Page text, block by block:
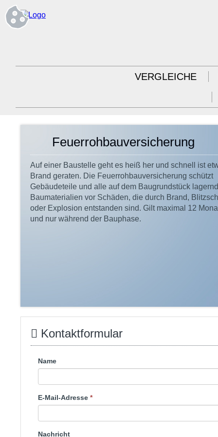
VERGLEICHE
Feuerrohbauversicherung
Auf einer Baustelle geht es heiß her und schnell ist
Brand geraten. Die Feuerrohbauversicherung schützt
Gebäudeteile und alle auf dem Baugrundstück
Baumaterialien vor Schäden, die durch Brand,
oder Explosion entstanden sind. Gilt maximal 12
und nur während der Bauphase.
Kontaktformular
Name
E-Mail-Adresse *
Nachricht